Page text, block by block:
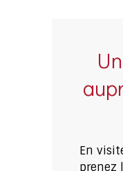
En
prenez